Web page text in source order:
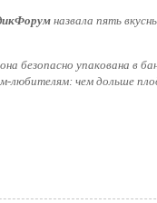
назвала пять
безопасно упакована в
любителям: чем дольше